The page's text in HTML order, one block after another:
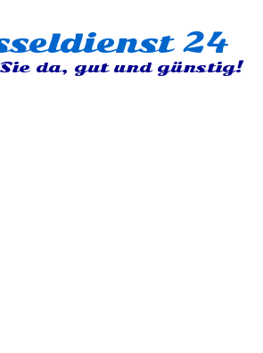
24
da, gut und günstig!